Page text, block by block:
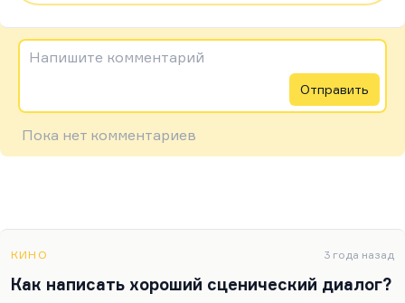
Напишите комментарий
Отправить
Пока нет комментариев
КИНО 3 года назад
Как написать хороший сценический диалог?